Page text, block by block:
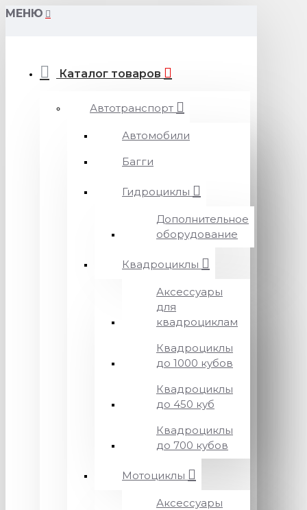
МЕНЮ
Каталог товаров
Автотранспорт
Автомобили
Багги
Гидроциклы
Дополнительное
оборудование
Квадроциклы
Аксессуары
для
квадроциклам
Квадроциклы
до 1000 кубов
Квадроциклы
до 450 куб
Квадроциклы
до 700 кубов
Мотоциклы
Аксессуары